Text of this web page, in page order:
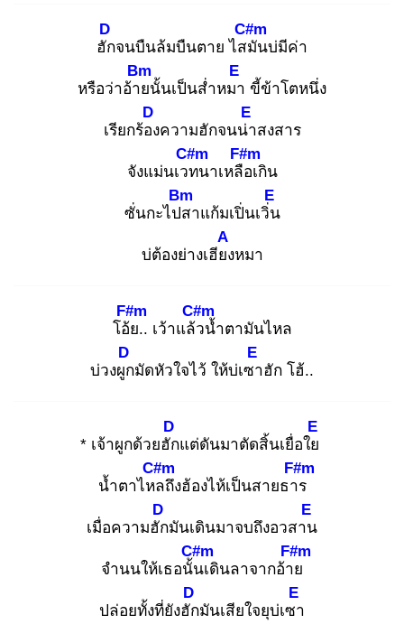
ฮัก
D
จนบืนล้มบืนตาย ไสมั
C#m
นบ่มีค่า
หรือว่าอ้าย
Bm
นั้นเป็นส่ำหมา
E
ขี้ข้าโตหนึ่ง
เรียกร้อง
D
ความฮักจนน่า
E
สงสาร
จังแม่นเวท
C#m
นาเหลือ
F#m
เกิน
ซั่นกะไปส
Bm
าแก้มเปิ่นเวิ่น
E
บ่ต้องย่างเฮียง
A
หมา
โอ้ย
F#m
.. เว้าแล้ว
C#m
น้ำตามันไหล
บ่วงผูก
D
มัดหัวใจไว้ ให้บ่เซา
E
ฮัก โฮ้..
* เจ้าผูกด้วยฮัก
D
แต่ดันมาตัดสิ้นเยื่อใย
E
น้ำตาไหล
C#m
ถึงฮ้องไห้เป็นสายธาร
F#m
เมื่อความฮัก
D
มันเดินมาจบถึงอวสาน
E
จำนนให้เธอนั้น
C#m
เดินลาจากอ้าย
F#m
ปล่อยทั้งที่ยังฮัก
D
มันเสียใจยุบ่เซา
E